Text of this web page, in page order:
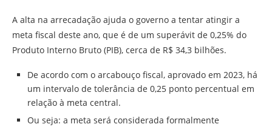
A alta na arrecadação ajuda o governo a tentar atingir a
meta fiscal deste ano, que é de um superávit de 0,25% do
Produto Interno Bruto (PIB), cerca de R$ 34,3 bilhões.
De acordo com o arcabouço fiscal, aprovado em 2023, há
um intervalo de tolerância de 0,25 ponto percentual em
relação à meta central.
Ou seja: a meta será considerada formalmente